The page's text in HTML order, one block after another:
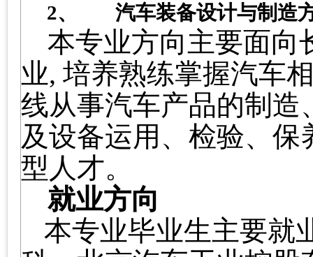
2、 汽车装备设计与制造
本专业方向主要面向
业,培养熟练掌握汽车
线从事汽车产品的制
及设备运用、检验、
型人才。
就业方向
本专业毕业生主要就